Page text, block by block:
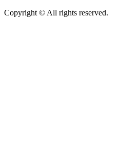
Copyright © All rights reserved.